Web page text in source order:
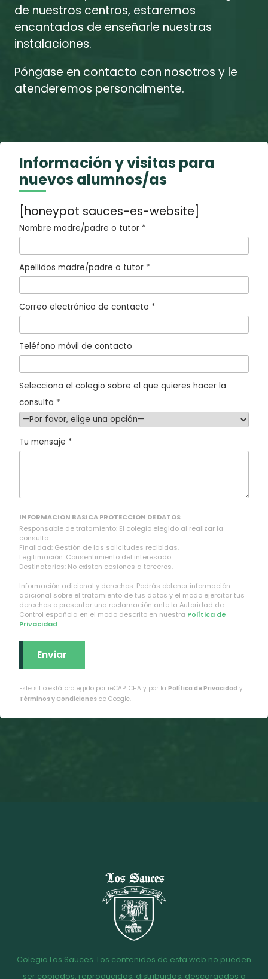
de nuestros centros, estaremos
encantados de enseñarle nuestras
instalaciones.
Póngase en contacto con nosotros y le
atenderemos personalmente.
Información y visitas para
nuevos alumnos/as
[honeypot sauces-es-website]
Nombre madre/padre o tutor *
Apellidos madre/padre o tutor *
Correo electrónico de contacto *
Teléfono móvil de contacto
Selecciona el colegio sobre el que quieres hacer la
consulta *
Tu mensaje *
INFORMACION BASICA PROTECCION DE DATOS
Responsable de tratamiento: El colegio elegido al realizar la
consulta.
Finalidad: Gestión de las solicitudes recibidas.
Legitimación: Consentimiento del interesado.
Destinatarios: No existen cesiones a terceros.
Información adicional y derechos: Podrás obtener información
adicional sobre el tratamiento de tus datos y el modo ejercitar tus
derechos o presentar una reclamación ante la Autoridad de
Control española en el modo descrito en nuestra Política de
Privacidad.
Este sitio está protegido por reCAPTCHA y por la Política de Privacidad y
Términos y Condiciones de Google.
Colegio Los Sauces. Los contenidos de esta web no pueden
ser copiados, reproducidos, distribuidos, descargados o